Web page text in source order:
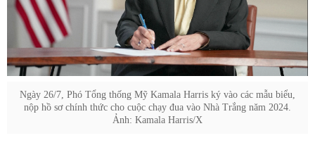
Ngày 26/7, Phó Tổng thống Mỹ Kamala Harris ký vào các mẫu biểu,
nộp hồ sơ chính thức cho cuộc chạy đua vào Nhà Trắng năm 2024.
Ảnh: Kamala Harris/X